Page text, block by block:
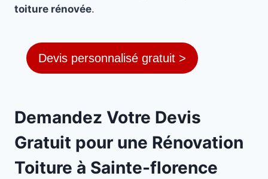
toiture rénovée.
Devis personnalisé gratuit >
Demandez Votre Devis
Gratuit pour une Rénovation
Toiture à Sainte-florence